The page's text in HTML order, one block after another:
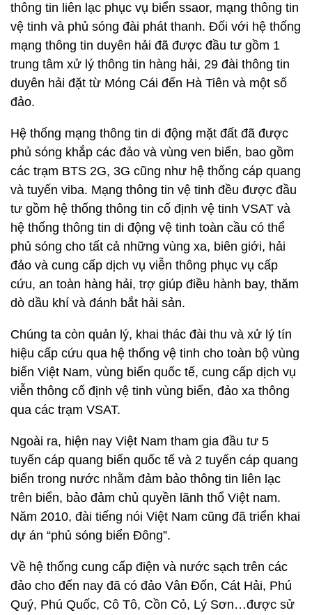
thông tin liên lạc phục vụ biển ssaor, mạng thông tin
vệ tinh và phủ sóng đài phát thanh. Đối với hệ thống
mạng thông tin duyên hải đã được đầu tư gồm 1
trung tâm xử lý thông tin hàng hải, 29 đài thông tin
duyên hải đặt từ Móng Cái đến Hà Tiên và một số
đảo.
Hệ thống mạng thông tin di động mặt đất đã được
phủ sóng khắp các đảo và vùng ven biển, bao gồm
các trạm BTS 2G, 3G cũng như hệ thống cáp quang
và tuyến viba. Mạng thông tin vệ tinh đều được đầu
tư gồm hệ thống thông tin cố định vệ tinh VSAT và
hệ thống thông tin di động vệ tinh toàn cầu có thể
phủ sóng cho tất cả những vùng xa, biên giới, hải
đảo và cung cấp dịch vụ viễn thông phục vụ cấp
cứu, an toàn hàng hải, trợ giúp điều hành bay, thăm
dò dầu khí và đánh bắt hải sản.
Chúng ta còn quản lý, khai thác đài thu và xử lý tín
hiệu cấp cứu qua hệ thống vệ tinh cho toàn bộ vùng
biển Việt Nam, vùng biển quốc tế, cung cấp dịch vụ
viễn thông cố định vệ tinh vùng biển, đảo xa thông
qua các trạm VSAT.
Ngoài ra, hiện nay Việt Nam tham gia đầu tư 5
tuyến cáp quang biển quốc tế và 2 tuyến cáp quang
biển trong nước nhằm đảm bảo thông tin liên lạc
trên biển, bảo đảm chủ quyền lãnh thổ Việt nam.
Năm 2010, đài tiếng nói Việt Nam cũng đã triển khai
dự án “phủ sóng biển Đông”.
Về hệ thống cung cấp điện và nước sạch trên các
đảo cho đến nay đã có đảo Vân Đốn, Cát Hải, Phú
Quý, Phú Quốc, Cô Tô, Cồn Cỏ, Lý Sơn…được sử